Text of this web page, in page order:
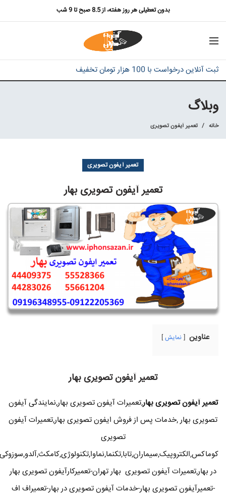
بدون تعطیلی هر روز هفته، از 8.5 صبح تا 9 شب
ثبت آنلاین درخواست با 100 هزار تومان تخفیف
وبلاگ
خانه تعمیر آیفون تصویری
تعمیر آیفون تصویری
تعمیر آیفون تصویری بهار
عناوین نمایش
تعمیر آیفون تصویری بهار
تعمیر آیفون تصویری بهار,تعمیرات آیفون تصویری بهار,نمایندگی آیفون
تصویری بهار ,خدمات پس از فروش ایفون تصویری بهار,تعمیرات آیفون
تصویری
کوماکس,الکتروپیک,سیماران,تابا,تکنما,نماوا,تکنولوژی,کامکث,آلدو,سوزوکی
در بهار,تعمیرات آیفون تصویری بهار تهران-تعمیرکارآیفون تصویری بهار
-تعمیرآیفون تصویری بهار-خدمات آیفون تصویری در بهار-تعمیراف اف